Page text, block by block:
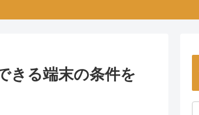
きる端末の条件を